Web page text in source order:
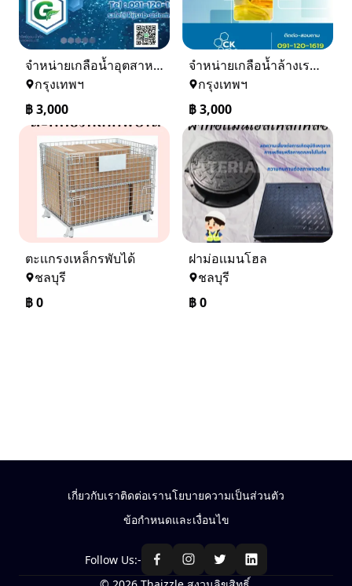
จำหน่ายเกลือน้ำอุตสาหกรรม เกลือน้ำล้างเรซิ่น
กรุงเทพฯ
฿3,000
จำหน่ายเกลือน้ำล้างเรซิ่น จำหน่ายเกลือน้ำอุตสาหกรรม
กรุงเทพฯ
฿3,000
ตะเเกรงเหล็กรพับได้
ชลบุรี
฿0
ฝาม่อเเมนโฮล
ชลบุรี
฿0
เกี่ยวกับเราติดต่อเรานโยบายความเป็นส่วนตัว
ข้อกำหนดและเงื่อนไข
Follow Us:-